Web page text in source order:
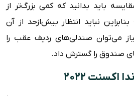
باید بدانید که کمی بزرگ‌تر از
نباید انتظار بیش‌ازحد از آن
می‌توان صندلی‌های ردیف عقب را
صندوق را گسترش داد.
۲۰۲۲